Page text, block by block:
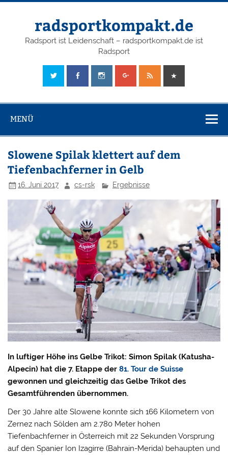
radsportkompakt.de
Radsport ist Leidenschaft – radsportkompakt.de ist
Radsport
MENÜ
Slowene Spilak klettert auf dem
Tiefenbachferner in Gelb
16. Juni 2017 cs-rsk Ergebnisse
In luftiger Höhe ins Gelbe Trikot: Simon Spilak (Katusha-
Alpecin) hat die 7. Etappe der81. Tour de Suisse
gewonnen und gleichzeitig das Gelbe Trikot des
Gesamtführenden übernommen.
Der 30 Jahre alte Slowene konnte sich 166 Kilometern von
Zernez nach Sölden am 2.780 Meter hohen
Tiefenbachferner in Österreich mit 22 Sekunden Vorsprung
auf den Spanier Ion Izagirre (Bahrain-Merida) behaupten und